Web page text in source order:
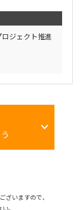
ジェクト推進
ざいますので、